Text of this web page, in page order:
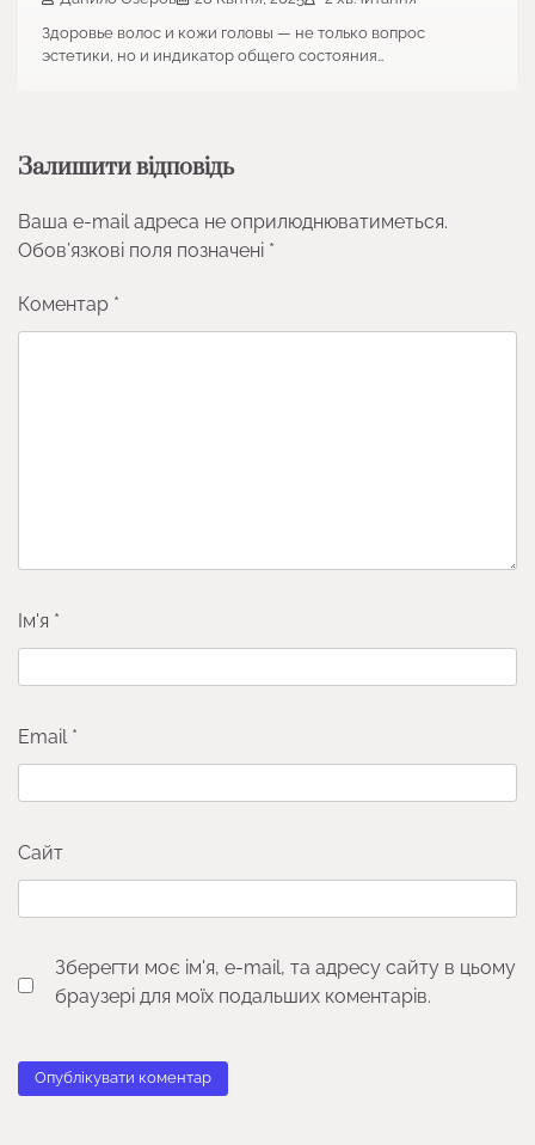
Здоровье волос и кожи головы — не только вопрос
эстетики, но и индикатор общего состояния…
Залишити відповідь
Ваша e-mail адреса не оприлюднюватиметься.
Обов’язкові поля позначені *
Коментар *
Ім'я *
Email *
Сайт
Зберегти моє ім'я, e-mail, та адресу сайту в цьому
браузері для моїх подальших коментарів.